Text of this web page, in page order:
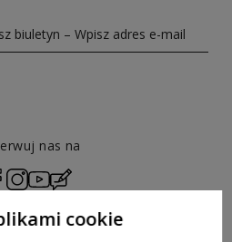
biuletyn – Wpisz adres e-mail
nas na
cookie